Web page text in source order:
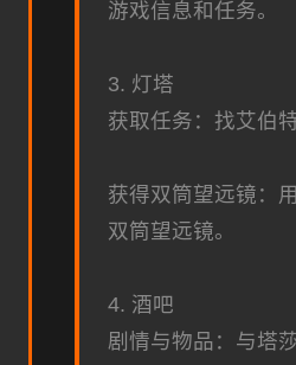
游戏信息和任务。
3. 灯塔
获取任务：找艾伯
获得双筒望远镜：
双筒望远镜。
4. 酒吧
剧情与物品：与塔